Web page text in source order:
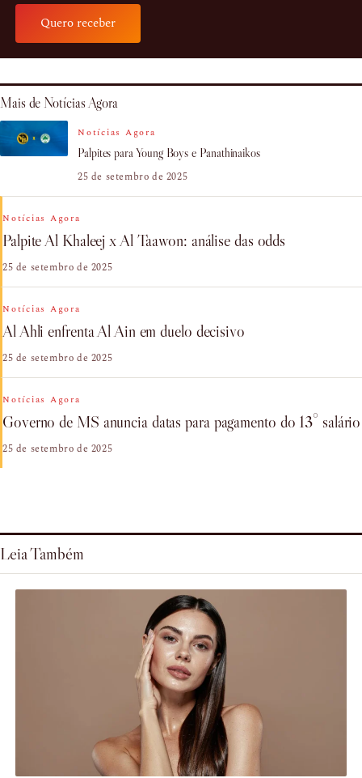
Quero receber
Mais de Notícias Agora
Notícias Agora
Palpites para Young Boys e Panathinaikos
25 de setembro de 2025
Notícias Agora
Palpite Al Khaleej x Al Taawon: análise das odds
25 de setembro de 2025
Notícias Agora
Al Ahli enfrenta Al Ain em duelo decisivo
25 de setembro de 2025
Notícias Agora
Governo de MS anuncia datas para pagamento do 13° salário
25 de setembro de 2025
Leia Também